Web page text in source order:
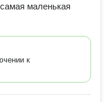
маленькая
к